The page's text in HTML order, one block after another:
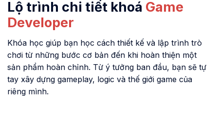
Lộ trình chi tiết khoá Game
Developer
Khóa học giúp bạn học cách thiết kế và lập trình trò
chơi từ những bước cơ bản đến khi hoàn thiện một
sản phẩm hoàn chỉnh. Từ ý tưởng ban đầu, bạn sẽ tự
tay xây dựng gameplay, logic và thế giới game của
riêng mình.